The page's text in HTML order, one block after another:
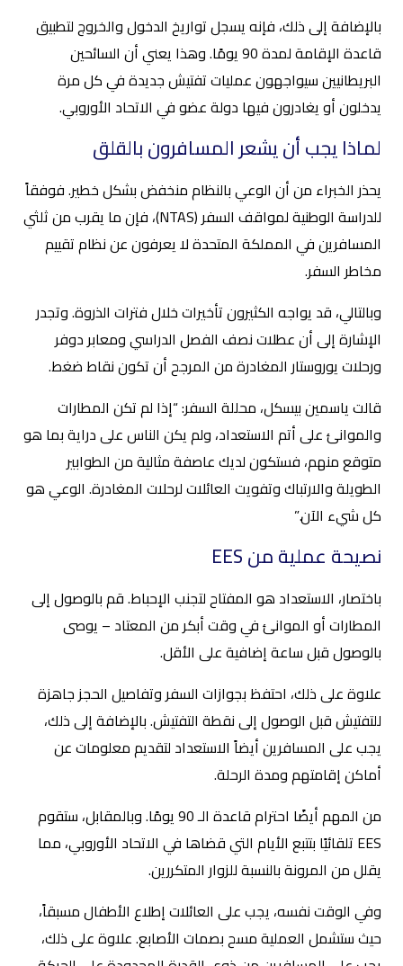
بالإضافة إلى ذلك، فإنه يسجل تواريخ الدخول والخروج لتطبيق
قاعدة الإقامة لمدة 90 يومًا. وهذا يعني أن السائحين
البريطانيين سيواجهون عمليات تفتيش جديدة في كل مرة
يدخلون أو يغادرون فيها دولة عضو في الاتحاد الأوروبي.
لماذا يجب أن يشعر المسافرون بالقلق
يحذر الخبراء من أن الوعي بالنظام منخفض بشكل خطير. فوفقاً
للدراسة الوطنية لمواقف السفر (NTAS)، فإن ما يقرب من ثلثي
المسافرين في المملكة المتحدة لا يعرفون عن نظام تقييم
مخاطر السفر.
وبالتالي، قد يواجه الكثيرون تأخيرات خلال فترات الذروة. وتجدر
الإشارة إلى أن عطلات نصف الفصل الدراسي ومعابر دوفر
ورحلات يوروستار المغادرة من المرجح أن تكون نقاط ضغط.
قالت ياسمين بيسكل، محللة السفر: “إذا لم تكن المطارات
والموانئ على أتم الاستعداد، ولم يكن الناس على دراية بما هو
متوقع منهم، فستكون لديك عاصفة مثالية من الطوابير
الطويلة والارتباك وتفويت العائلات لرحلات المغادرة. الوعي هو
كل شيء الآن.”
نصيحة عملية من EES
باختصار، الاستعداد هو المفتاح لتجنب الإحباط. قم بالوصول إلى
المطارات أو الموانئ في وقت أبكر من المعتاد – يوصى
بالوصول قبل ساعة إضافية على الأقل.
علاوة على ذلك، احتفظ بجوازات السفر وتفاصيل الحجز جاهزة
للتفتيش قبل الوصول إلى نقطة التفتيش. بالإضافة إلى ذلك،
يجب على المسافرين أيضاً الاستعداد لتقديم معلومات عن
أماكن إقامتهم ومدة الرحلة.
من المهم أيضًا احترام قاعدة الـ 90 يومًا. وبالمقابل، ستقوم
EES تلقائيًا بتتبع الأيام التي قضاها في الاتحاد الأوروبي، مما
يقلل من المرونة بالنسبة للزوار المتكررين.
وفي الوقت نفسه، يجب على العائلات إطلاع الأطفال مسبقاً،
حيث ستشمل العملية مسح بصمات الأصابع. علاوة على ذلك،